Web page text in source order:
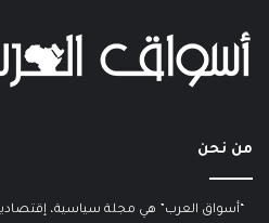
من نحن
“أسواق العرب” هي مجلة سياسية،